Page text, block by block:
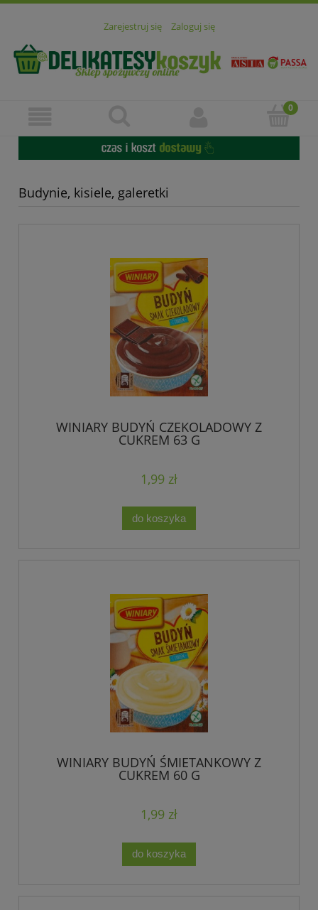
Zarejestruj się Zaloguj się
Budynie, kisiele, galeretki
WINIARY BUDYŃ CZEKOLADOWY Z
CUKREM 63 G
1,99 zł
do koszyka
WINIARY BUDYŃ ŚMIETANKOWY Z
CUKREM 60 G
1,99 zł
do koszyka